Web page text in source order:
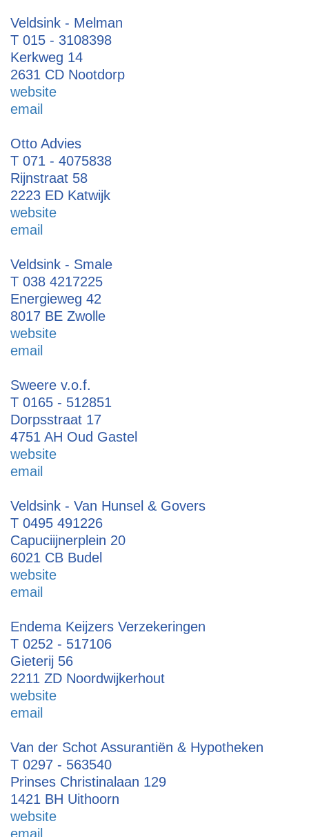
Veldsink - Melman
T 015 - 3108398
Kerkweg 14
2631 CD Nootdorp
website
email
Otto Advies
T 071 - 4075838
Rijnstraat 58
2223 ED Katwijk
website
email
Veldsink - Smale
T 038 4217225
Energieweg 42
8017 BE Zwolle
website
email
Sweere v.o.f.
T 0165 - 512851
Dorpsstraat 17
4751 AH Oud Gastel
website
email
Veldsink - Van Hunsel & Govers
T 0495 491226
Capuciijnerplein 20
6021 CB Budel
website
email
Endema Keijzers Verzekeringen
T 0252 - 517106
Gieterij 56
2211 ZD Noordwijkerhout
website
email
Van der Schot Assurantiën & Hypotheken
T 0297 - 563540
Prinses Christinalaan 129
1421 BH Uithoorn
website
email